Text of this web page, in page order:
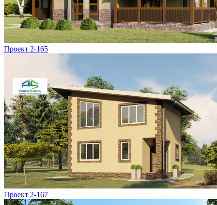
Проект 2-165
Проект 2-167